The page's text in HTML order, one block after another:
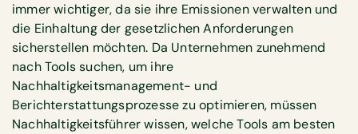
immer wichtiger, da sie ihre Emissionen verwalten und
die Einhaltung der gesetzlichen Anforderungen
sicherstellen möchten. Da Unternehmen zunehmend
nach Tools suchen, um ihre
Nachhaltigkeitsmanagement- und
Berichterstattungsprozesse zu optimieren, müssen
Nachhaltigkeitsführer wissen, welche Tools am besten